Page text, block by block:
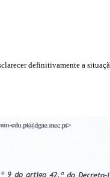
definitivamente a